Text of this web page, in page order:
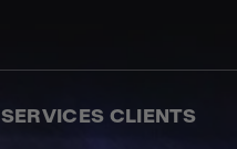
SERVICES CLIENTS